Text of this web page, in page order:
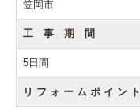
笠岡市
工 事 期 間
5日間
リ フ ォ ー ム ポ イ ン ト